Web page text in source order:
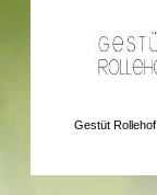
Gestüt Rollehof